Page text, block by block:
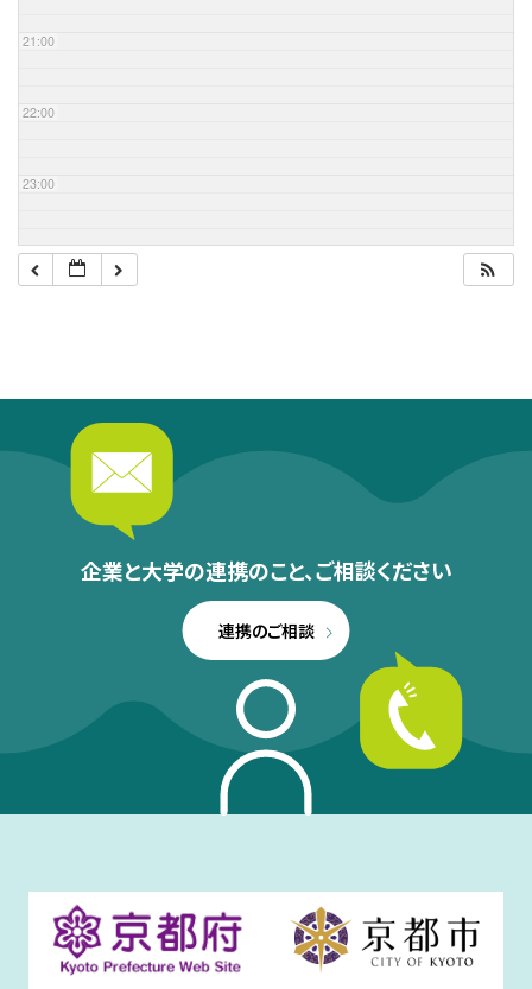
21:00
22:00
23:00
企業と大学の連携のこと、ご相談ください
連携のご相談